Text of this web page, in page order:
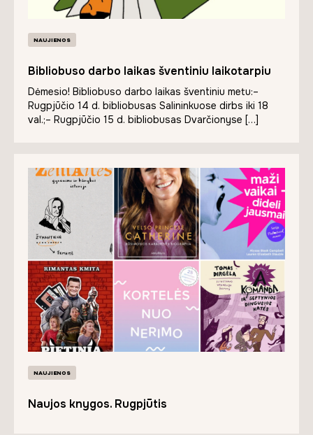
NAUJIENOS
Bibliobuso darbo laikas šventiniu laikotarpiu
Dėmesio! Bibliobuso darbo laikas šventiniu metu:–
Rugpjūčio 14 d. bibliobusas Salininkuose dirbs iki 18
val.;– Rugpjūčio 15 d. bibliobusas Dvarčionyse […]
NAUJIENOS
Naujos knygos. Rugpjūtis